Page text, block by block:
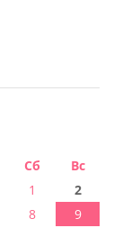
Сб
Вс
1
2
8
9